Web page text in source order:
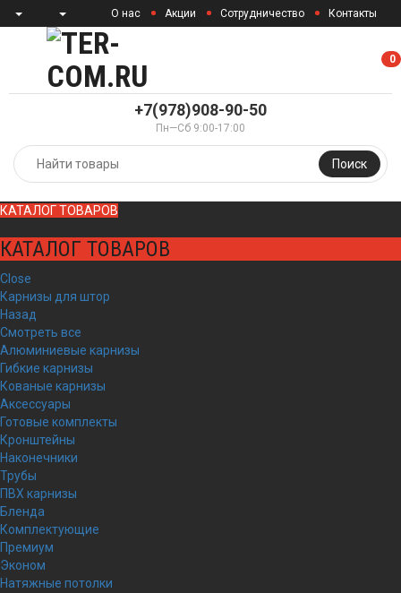
О нас Акции Сотрудничество Контакты
+7(978)908-90-50
Пн—Сб 9:00-17:00
Поиск
00
КАТАЛОГ ТОВАРОВ
КАТАЛОГ ТОВАРОВ
Close
Карнизы для штор
Назад
Смотреть все
Алюминиевые карнизы
Гибкие карнизы
Кованые карнизы
Аксессуары
Готовые комплекты
Кронштейны
Наконечники
Трубы
ПВХ карнизы
Бленда
Комплектующие
Премиум
Эконом
Натяжные потолки